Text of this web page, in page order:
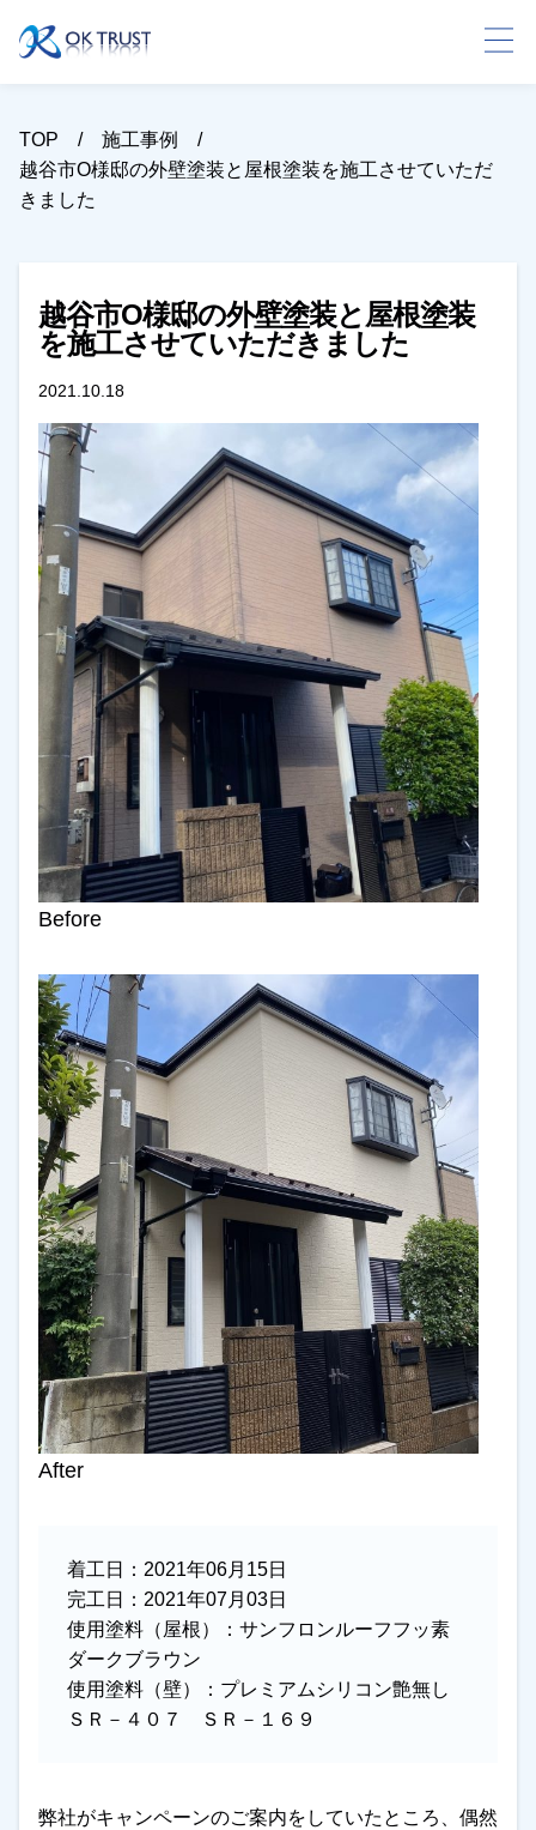
TOP
施工事例
越谷市O様邸の外壁塗装と屋根塗装を施工させていただ
きました
越谷市O様邸の外壁塗装と屋根塗装
を施工させていただきました
2021.10.18
Before
After
着工日： 2021年06月15日
完工日： 2021年07月03日
使用塗料（屋根）： サンフロンルーフフッ素
ダークブラウン
使用塗料（壁）： プレミアムシリコン艶無し
ＳＲ－４０７ ＳＲ－１６９
弊社がキャンペーンのご案内をしていたところ、偶然